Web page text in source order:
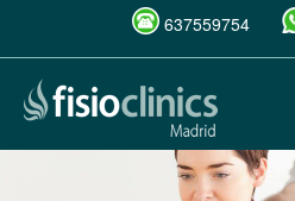
Pasar
contenido
637559754